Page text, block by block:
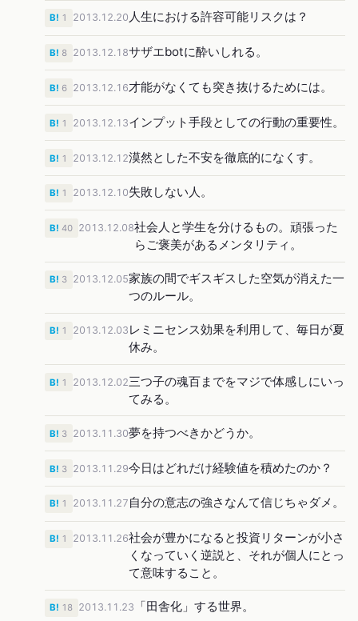
2013.12.20 人生における許容可能リスクは？
B! 1
2013.12.18サザエbotに酔いしれる。
B! 8
2013.12.16才能がなくても突き抜けるためには。
B! 6
2013.12.13インプット手段としての行動の重要性。
B! 1
2013.12.12漠然とした不安を徹底的になくす。
B! 1
2013.12.10失敗しない人。
B! 1
2013.12.08社会人と学生を分けるもの。頑張った
らご褒美があるメンタリティ。
B! 40
2013.12.05家族の間でギスギスした空気が消えた一
つのルール。
B! 3
2013.12.03 レミニセンス効果を利用して、毎日が夏
休み。
B! 1
2013.12.02三つ子の魂百までをマジで体感しにいっ
てみる。
B! 1
2013.11.30夢を持つべきかどうか。
B! 3
2013.11.29今日はどれだけ経験値を積めたのか？
B! 3
2013.11.27 自分の意志の強さなんて信じちゃダメ。
B! 1
2013.11.26社会が豊かになると投資リターンが小さ
くなっていく逆説と、それが個人にとっ
て意味すること。
B! 1
2013.11.23 「田舎化」する世界。
B! 18